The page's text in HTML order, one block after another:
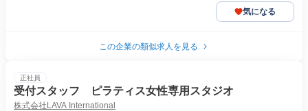
気になる
この企業の類似求人を見る
正社員
受付スタッフ ピラティス女性専用スタジオ
株式会社LAVA International